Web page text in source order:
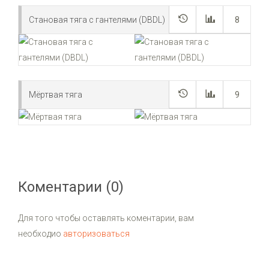
8
Становая тяга с гантелями (DBDL)
9
Мёртвая тяга
Коментарии (0)
Для того чтобы оставлять коментарии, вам
необходио авторизоваться